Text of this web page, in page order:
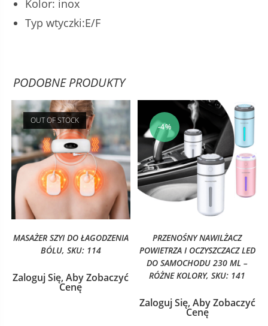
Kolor: inox
Typ wtyczki:E/F
PODOBNE PRODUKTY
OUT OF STOCK
MASAŻER SZYI DO ŁAGODZENIA
BÓLU, SKU: 114
Zaloguj Się, Aby Zobaczyć
Cenę
-4%
PRZENOŚNY NAWILŻACZ
POWIETRZA I OCZYSZCZACZ LED
DO SAMOCHODU 230 ML –
RÓŻNE KOLORY, SKU: 141
Zaloguj Się, Aby Zobaczyć
Cenę